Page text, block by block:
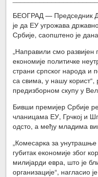
БЕОГРАД — Председник
је да ЕУ угрожава
Србије, саопштено је
„Направили смо развијен
економије политичке
страни српског народа и
са свима, у нашу корист“,
предизборном скупу у
Бивши премијер Србије
чланицама ЕУ, Грчкој и
одсто, а међу младима
„Комесарка за
губитак економије због
милијарди евра, што је
организације“, нагласио